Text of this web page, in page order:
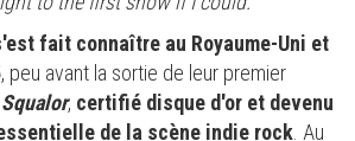
fait connaître au Royaume-Uni et
, peu avant la sortie de leur premier
, certifié disque d'or et devenu
de la scène indie rock. Au